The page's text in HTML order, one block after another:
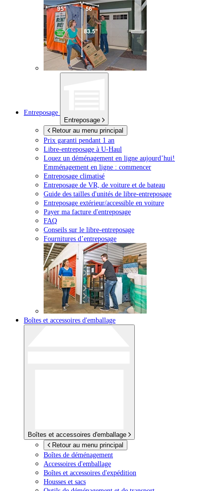
Entreposage
Entreposage
Retour au menu principal
Prix garanti pendant 1 an
Libre-entreposage à U-Haul
Louez un déménagement en ligne aujourd’hui!
Emménagement en ligne : commencer
Entreposage climatisé
Entreposage de VR, de voiture et de bateau
Guide des tailles d'unités de libre-entreposage
Entreposage extérieur/accessible en voiture
Payer ma facture d'entreposage
FAQ
Conseils sur le libre-entreposage
Fournitures d’entreposage
Boîtes et accessoires d'emballage
Boîtes et accessoires d'emballage
Retour au menu principal
Boîtes de déménagement
Accessoires d'emballage
Boîtes et accessoires d'expédition
Housses et sacs